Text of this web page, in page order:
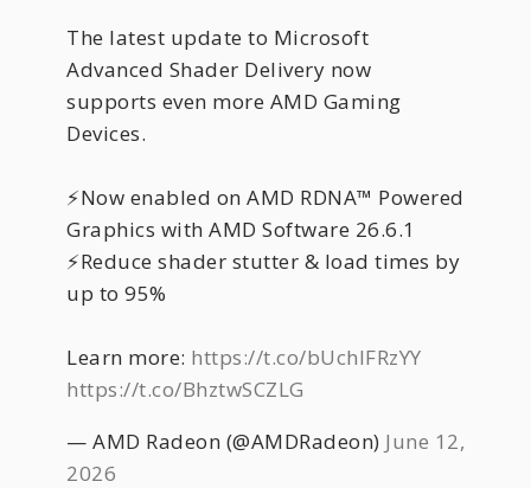
The latest update to Microsoft
Advanced Shader Delivery now
supports even more AMD Gaming
Devices.
⚡️Now enabled on AMD RDNA™ Powered
Graphics with AMD Software 26.6.1
⚡️Reduce shader stutter & load times by
up to 95%
Learn more: https://t.co/bUchIFRzYY
https://t.co/BhztwSCZLG
— AMD Radeon (@AMDRadeon) June 12,
2026